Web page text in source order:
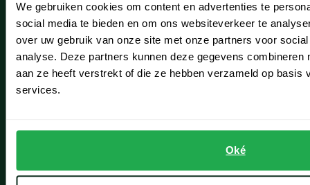
We gebruiken cookies om content en advertenties te
social media te bieden en om ons websiteverkeer te
over uw gebruik van onze site met onze partners voor
analyse. Deze partners kunnen deze gegevens combineren
aan ze heeft verstrekt of die ze hebben verzameld op basis
services.
Oké
Leiderdorp
Lisse
Noordwijk
Oegstgeest